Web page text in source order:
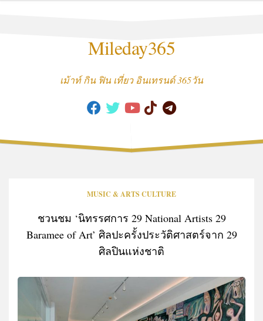
Mileday365
เม้าท์ กิน ฟิน เที่ยว อินเทรนด์ 365วัน
MUSIC & ARTS CULTURE
ชวนชม ‘นิทรรศการ 29 National Artists 29
Baramee of Art’ ศิลปะครั้งประวัติศาสตร์จาก 29
ศิลปินแห่งชาติ